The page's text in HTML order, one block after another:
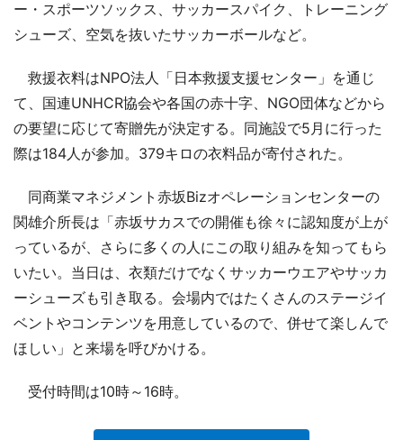
ー・スポーツソックス、サッカースパイク、トレーニング
シューズ、空気を抜いたサッカーボールなど。
救援衣料はNPO法人「日本救援支援センター」を通じ
て、国連UNHCR協会や各国の赤十字、NGO団体などから
の要望に応じて寄贈先が決定する。同施設で5月に行った
際は184人が参加。379キロの衣料品が寄付された。
同商業マネジメント赤坂Bizオペレーションセンターの
関雄介所長は「赤坂サカスでの開催も徐々に認知度が上が
っているが、さらに多くの人にこの取り組みを知ってもら
いたい。当日は、衣類だけでなくサッカーウエアやサッカ
ーシューズも引き取る。会場内ではたくさんのステージイ
ベントやコンテンツを用意しているので、併せて楽しんで
ほしい」と来場を呼びかける。
受付時間は10時～16時。